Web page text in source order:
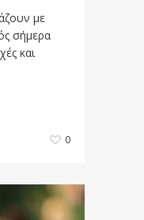
με
σήμερα
και
0